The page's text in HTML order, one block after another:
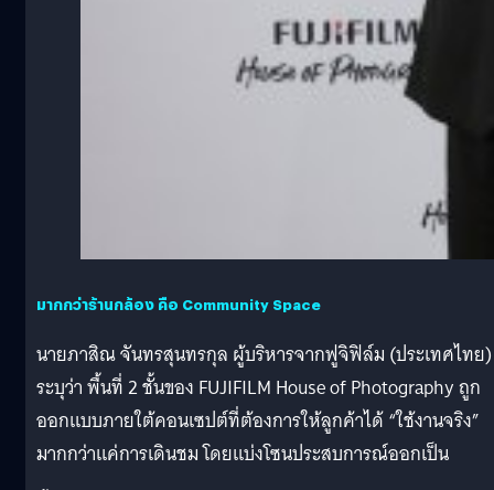
มากกว่าร้านกล้อง คือ Community Space
นายภาสิณ จันทรสุนทรกุล ผู้บริหารจากฟูจิฟิล์ม (ประเทศไทย)
ระบุว่า พื้นที่ 2 ชั้นของ FUJIFILM House of Photography ถูก
ออกแบบภายใต้คอนเซปต์ที่ต้องการให้ลูกค้าได้ “ใช้งานจริง”
มากกว่าแค่การเดินชม โดยแบ่งโซนประสบการณ์ออกเป็น